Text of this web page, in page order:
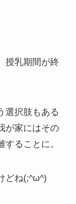
授乳期間が終
選択肢もある
が家にはその
ることに。
どね(;^ω^)